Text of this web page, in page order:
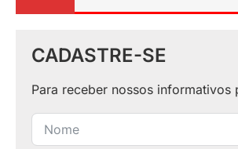
CADASTRE-SE
Para receber nossos informativos